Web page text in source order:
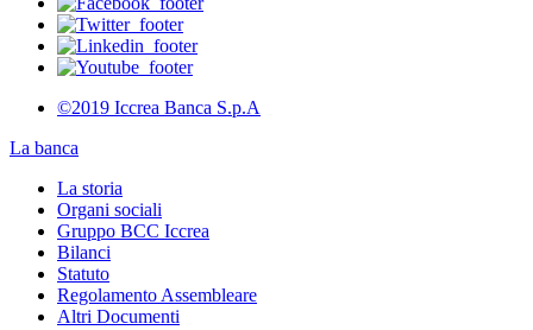
©2019 Iccrea Banca S.p.A
La banca
La storia
Organi sociali
Gruppo BCC Iccrea
Bilanci
Statuto
Regolamento Assembleare
Altri Documenti